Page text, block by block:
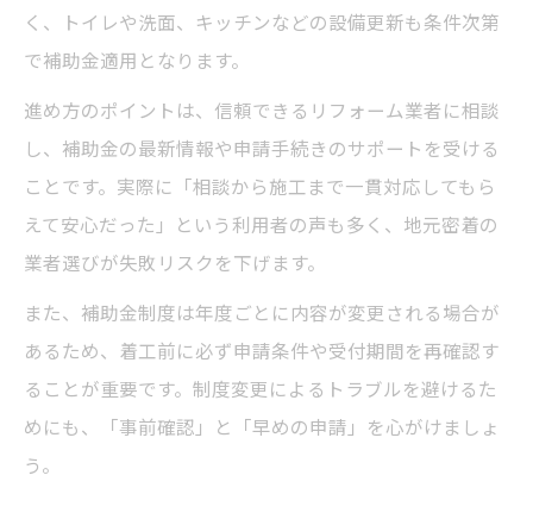
く、トイレや洗面、キッチンなどの設備更新も条件次第
で補助金適用となります。
進め方のポイントは、信頼できるリフォーム業者に相談
し、補助金の最新情報や申請手続きのサポートを受ける
ことです。実際に「相談から施工まで一貫対応してもら
えて安心だった」という利用者の声も多く、地元密着の
業者選びが失敗リスクを下げます。
また、補助金制度は年度ごとに内容が変更される場合が
あるため、着工前に必ず申請条件や受付期間を再確認す
ることが重要です。制度変更によるトラブルを避けるた
めにも、「事前確認」と「早めの申請」を心がけましょ
う。